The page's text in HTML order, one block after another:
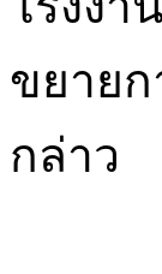
ขยายก
กล่าว